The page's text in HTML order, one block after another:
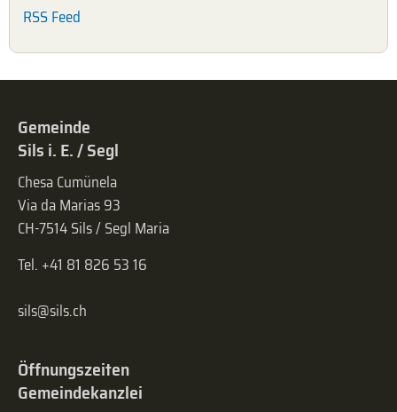
RSS Feed
Gemeinde
Sils i. E. / Segl
Chesa Cumünela
Via da Marias 93
CH-7514 Sils / Segl Maria
Tel. +41 81 826 53 16
sils@sils.ch
Öffnungszeiten
Gemeindekanzlei